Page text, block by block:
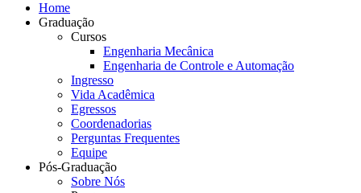
Home
Graduação
Cursos
Engenharia Mecânica
Engenharia de Controle e Automação
Ingresso
Vida Acadêmica
Egressos
Coordenadorias
Perguntas Frequentes
Equipe
Pós-Graduação
Sobre Nós